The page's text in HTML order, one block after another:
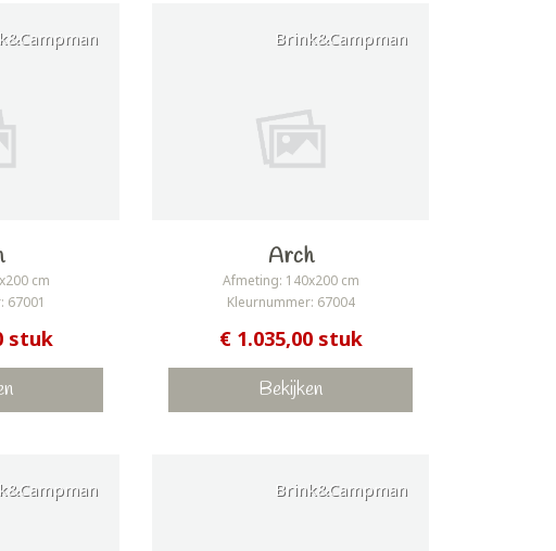
cm
67001
stuk
Brink&Campman
Arch
Afmeting: 140x200 cm
Kleurnummer: 67004
€ 1.035,00 stuk
Bekijken
Brink&Campman